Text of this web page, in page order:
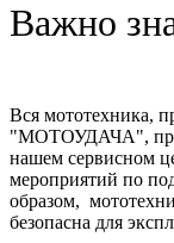
Важно
Вся мототехника,
"МОТОУДАЧА",
нашем сервисном
мероприятий по
образом,
безопасна для